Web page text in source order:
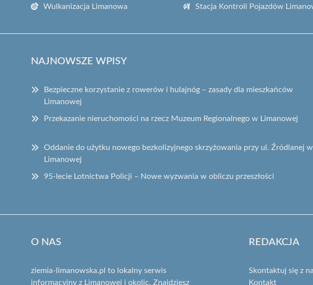
Wulkanizacja Limanowa Stacja Kontroli Pojazdów
NAJNOWSZE WPISY
Bezpieczne korzystanie z rowerów i hulajnóg – zasady dla mieszkańców
Limanowej
Przekazanie nieruchomości na rzecz Muzeum Regionalnego w Limanowej
Oddanie do użytku nowego bezkolizyjnego skrzyżowania przy ul. Źródlanej w
Limanowej
95-lecie Lotnictwa Policji – Nowe wyzwania w obliczu przeszłości
O NAS
ziemia-limanowska.pl to lokalny serwis
informacyjny z Limanowej i okolic. Znajdziesz
REDAKCJA
Skontaktuj się z
Kontakt